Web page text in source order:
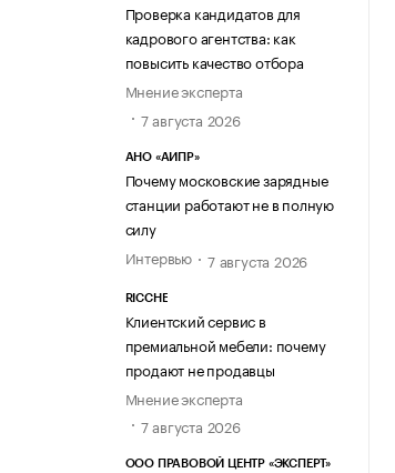
Проверка кандидатов для
кадрового агентства: как
повысить качество отбора
Мнение эксперта
7 августа 2026
АНО «АИПР»
Почему московские зарядные
станции работают не в полную
силу
Интервью
7 августа 2026
RICCHE
Клиентский сервис в
премиальной мебели: почему
продают не продавцы
Мнение эксперта
7 августа 2026
ООО ПРАВОВОЙ ЦЕНТР «ЭКСПЕРТ»